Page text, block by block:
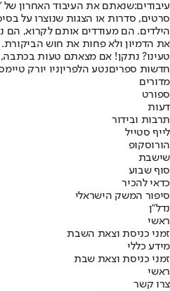
עיבודים:שנאתם את העיבוד האחרון של
סרטים, סדרות או הצגות שנוצרו על
הילדים. הם מעודדים אותם לקרוא, הם
את הדמיון ולא פחות את חוש הביקורת.
טעינו? נתקן! אם מצאתם טעות
חדשות ספריםנטע הלפריןניו יורק
מדורים
ספורט
דעות
תרבות ובידור
לייף סטייל
הורוסקופ
שישבת
סוף שבוע
כדאי להכיר
סיפור המשק הישראלי
נדל"ן
ראשי
זמני כניסת וצאת השבת
מידע כללי
זמני כניסת וצאת שבת
ראשי
צרו קשר